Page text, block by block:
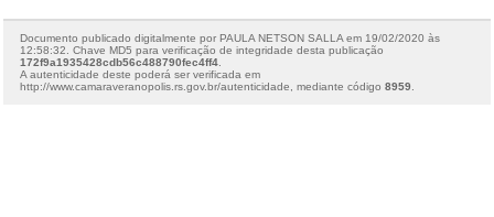
Documento publicado digitalmente por PAULA NETSON SALLA em 19/02/2020 às
12:58:32. Chave MD5 para verificação de integridade desta publicação
172f9a1935428cdb56c488790fec4ff4
A autenticidade deste poderá ser verificada em
http://www.camaraveranopolis.rs.gov.br/autenticidade, mediante código 8959